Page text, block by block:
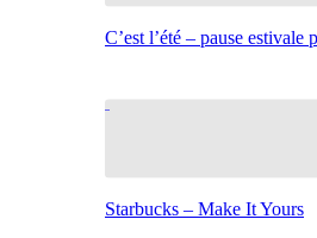
C’est l’été – pause estivale
Starbucks – Make It Yours